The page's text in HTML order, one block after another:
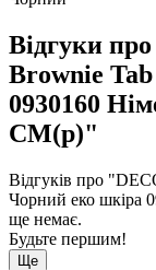
Відгуки
Brownie
0930160
CM(р)"
Відгуків про
Чорний еко шкіра
ще немає.
Будьте першим!
Ще